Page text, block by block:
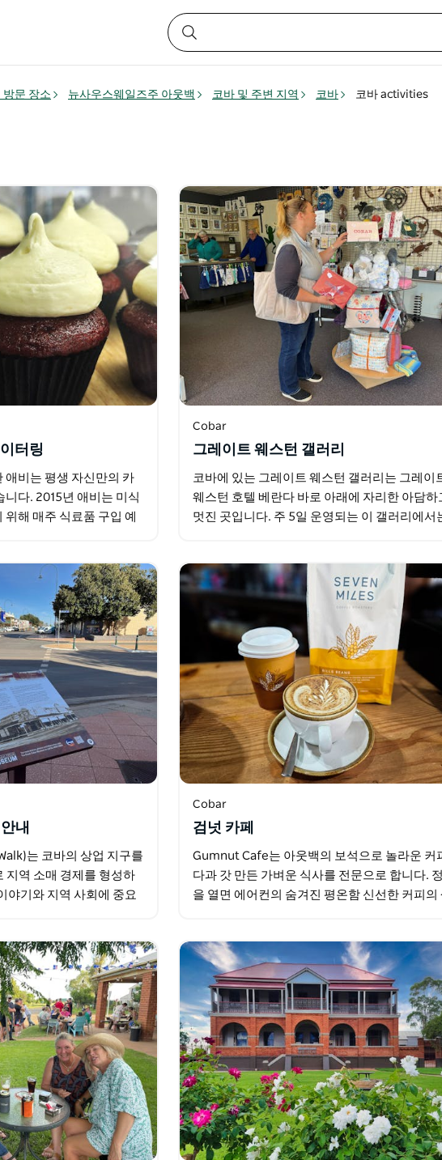
방문 장소 뉴사우스웨일즈주 아웃백 코바 및 주변 지역 코바 코바 activities
터링
애비는 평생 자신만의 카
다. 2015년 애비는 미식
해 매주 식료품 구입 예
Cobar
그레이트 웨스턴 갤러리
코바에 있는 그레이트 웨스턴 갤러리는 그레이
웨스턴 호텔 베란다 바로 아래에 자리한 아담하
멋진 곳입니다. 주 5일 운영되는 이 갤러리에서
내
는 코바의 상업 지구를
지역 소매 경제를 형성하
야기와 지역 사회에 중요
Cobar
검넛 카페
Gumnut Cafe는 아웃백의 보석으로 놀라운 커
다과 갓 만든 가벼운 식사를 전문으로 합니다.
을 열면 에어컨의 숨겨진 평온함 신선한 커피의